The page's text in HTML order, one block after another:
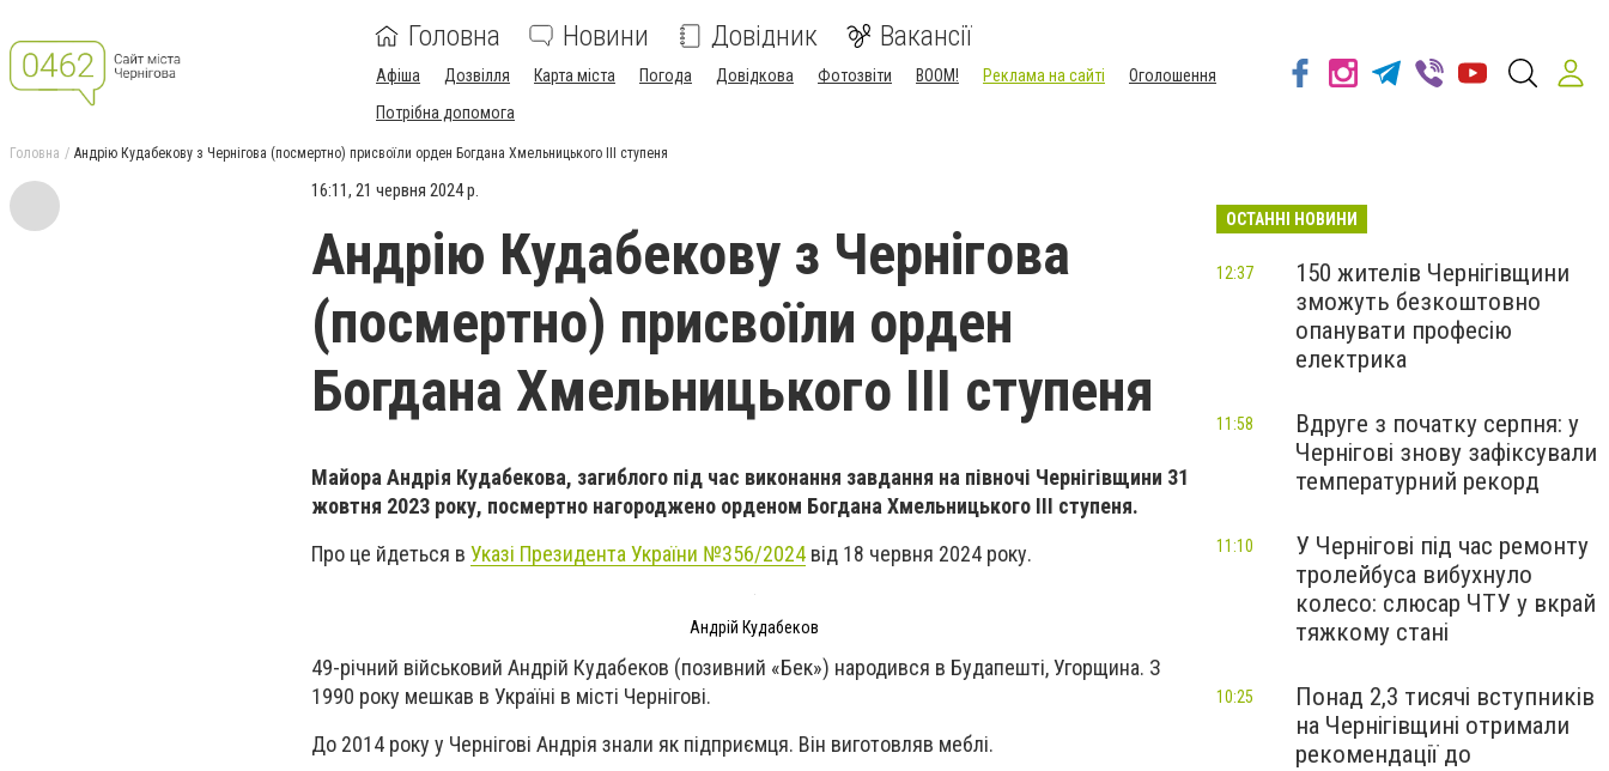
Головна Новини Довідник Вакансії
Афіша Дозвілля Карта міста Погода Довідкова Фотозвіти BOOM! Реклама на сайті
Оголошення
Потрібна допомога
Головна Андрію Кудабекову з Чернігова (посмертно) присвоїли орден Богдана Хмельницького ІІІ ступеня
16:11, 21 червня 2024 р.
Андрію Кудабекову з Чернігова
(посмертно) присвоїли орден
Богдана Хмельницького ІІІ ступеня
Майора Андрія Кудабекова, загиблого під час виконання завдання на півночі Чернігівщини 31
жовтня 2023 року, посмертно нагороджено орденом Богдана Хмельницького ІІІ ступеня.
Про це йдеться в Указі Президента України №356/2024 від 18 червня 2024 року.
Андрій Кудабеков
49-річний військовий Андрій Кудабеков (позивний «Бек») народився в Будапешті, Угорщина. З
1990 року мешкав в Україні в місті Чернігові.
До 2014 року у Чернігові Андрія знали як підприємця. Він виготовляв меблі.
ОСТАННІ НОВИНИ
150 жителів Чернігівщини
зможуть безкоштовно
опанувати професію
електрика
12:37
Вдруге з початку серпня: у
Чернігові знову зафіксували
температурний рекорд
11:58
У Чернігові під час ремонту
тролейбуса вибухнуло
колесо: слюсар ЧТУ у вкрай
тяжкому стані
11:10
Понад 2,3 тисячі вступників
на Чернігівщині отримали
рекомендації до
10:25